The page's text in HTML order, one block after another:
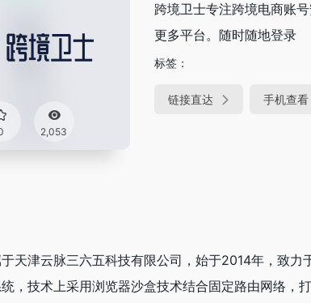
2,053
跨境卫士专注跨境电商账
更多平台。随时随地登录
标签：
链接直达 手机查看
天津云脉三六五科技有限公司，始于2014年，致力
，技术上采用浏览器沙盒技术结合固定路由网络，